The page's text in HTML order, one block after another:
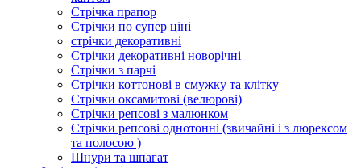
Стрічка прапор
Стрічки по супер ціні
стрічки декоративні
Стрічки декоративні новорічні
Стрічки з парчі
Стрічки коттонові в смужку та клітку
Стрічки оксамитові (велюрові)
Стрічки репсові з малюнком
Стрічки репсові однотонні (звичайні і з люрексом
та полосою )
Шнури та шпагат